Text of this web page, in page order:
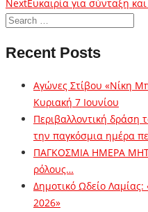
NextΕυκαιρία για σύνταξη
Recent Posts
Αγώνες Στίβου «Νίκη
Κυριακή 7 Ιουνίου
Περιβαλλοντική
την παγκόσμια ημέρα
ΠΑΓΚΟΣΜΙΑ ΗΜΕΡΑ
ρόλους…
Δημοτικό Ωδείο
2026»